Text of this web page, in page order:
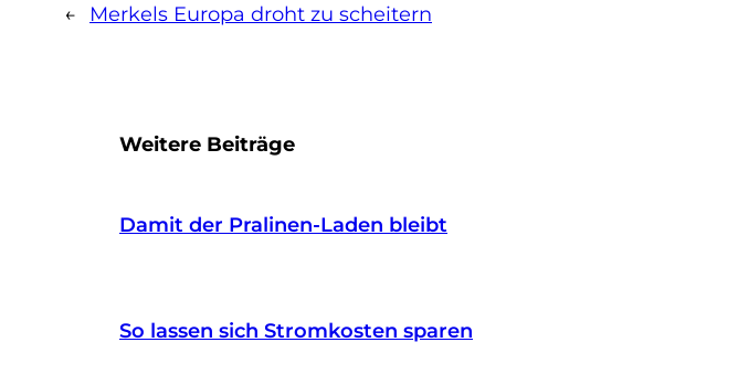
← Merkels Europa droht zu scheitern
Weitere Beiträge
Damit der Pralinen-Laden bleibt
So lassen sich Stromkosten sparen